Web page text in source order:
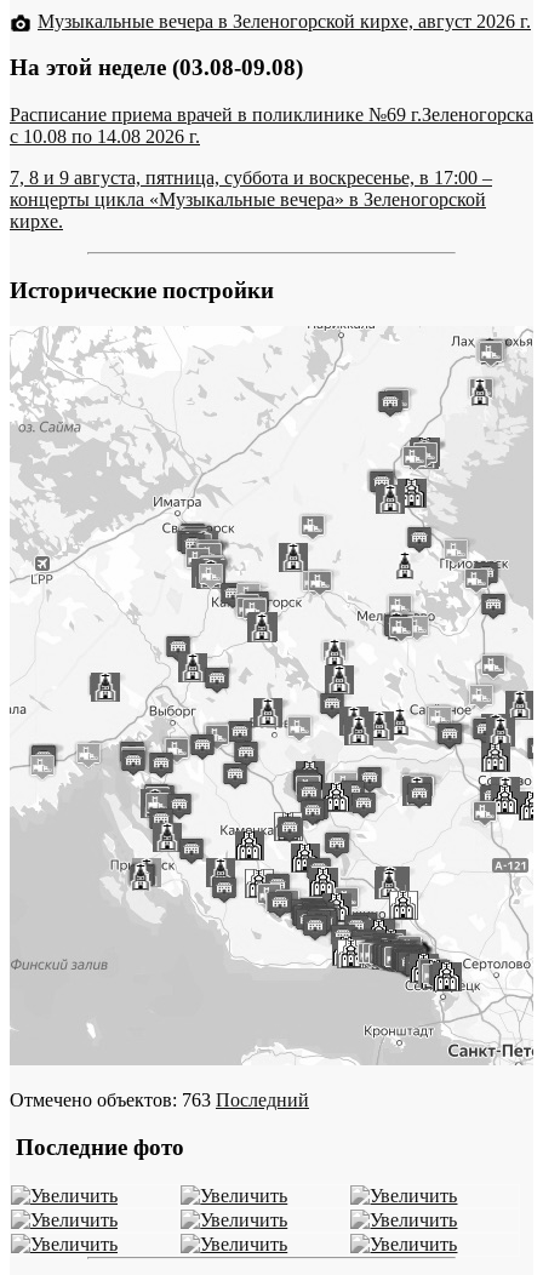
Музыкальные вечера в Зеленогорской кирхе, август 2026 г.
На этой неделе (03.08-09.08)
Расписание приема врачей в поликлинике №69 г.Зеленогорска
c 10.08 по 14.08 2026 г.
7, 8 и 9 августа, пятница, суббота и воскресенье, в 17:00 –
концерты цикла «Музыкальные вечера» в Зеленогорской
кирхе.
Исторические постройки
Отмечено объектов: 763 Последний
Последние фото